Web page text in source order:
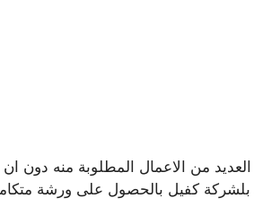
من الاعمال المطلوبة منه دون
كفيل بالحصول على ورشة